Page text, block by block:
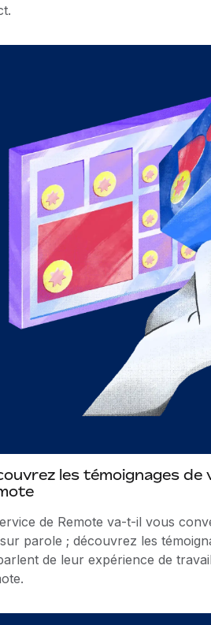
les témoignages de
de Remote va-t-il vous
parole ; découvrez les
de leur expérience de